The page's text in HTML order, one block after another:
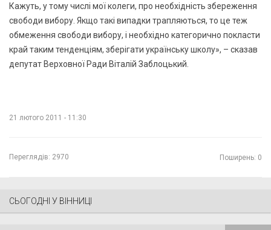
Кажуть, у тому числі мої колеги, про необхідність збереження
свободи вибору. Якщо такі випадки трапляються, то це теж
обмеження свободи вибору, і необхідно категорично покласти
край таким тенденціям, зберігати українську школу», – сказав
депутат Верховної Ради Віталій Заблоцький.
21 лютого 2011 - 11:30
Переглядів: 2970 Поширень: 0
СЬОГОДНІ У ВІННИЦІ